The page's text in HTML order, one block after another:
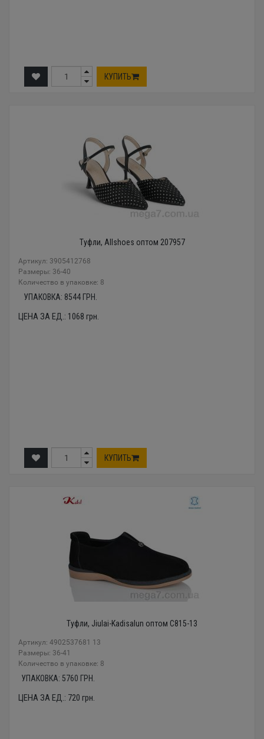
КУПИТЬ
Туфли, Allshoes оптом 207957
Артикул: 3905412768
Размеры: 36-40
Количество в упаковке: 8
УПАКОВКА: 8544 ГРН.
ЦЕНА ЗА ЕД.: 1068 грн.
КУПИТЬ
Туфли, Jiulai-Kadisalun оптом C815-13
Артикул: 4902537681 13
Размеры: 36-41
Количество в упаковке: 8
УПАКОВКА: 5760 ГРН.
ЦЕНА ЗА ЕД.: 720 грн.